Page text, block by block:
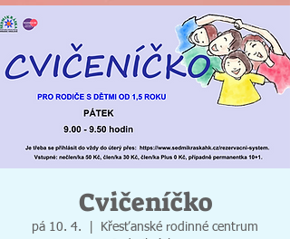
Cvičeníčko
pá 10. 4.
Křesťanské rodinné centrum